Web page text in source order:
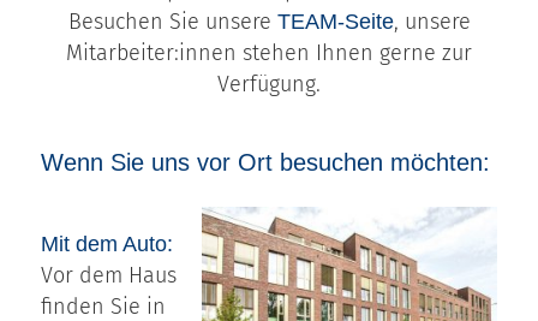
Besuchen Sie unsere TEAM-Seite, unsere
Mitarbeiter:innen stehen Ihnen gerne zur
Verfügung.
Wenn Sie uns vor Ort besuchen möchten:
Mit dem Auto:
Vor dem Haus
finden Sie in